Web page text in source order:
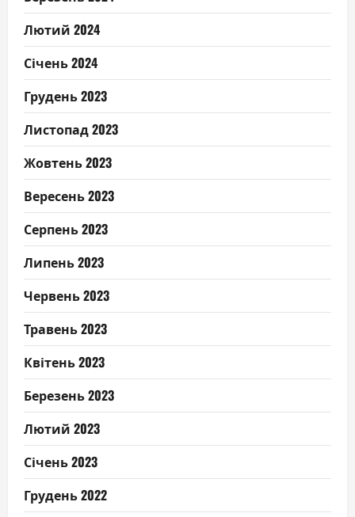
Лютий 2024
Січень 2024
Грудень 2023
Листопад 2023
Жовтень 2023
Вересень 2023
Серпень 2023
Липень 2023
Червень 2023
Травень 2023
Квітень 2023
Березень 2023
Лютий 2023
Січень 2023
Грудень 2022